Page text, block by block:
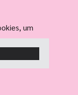
um